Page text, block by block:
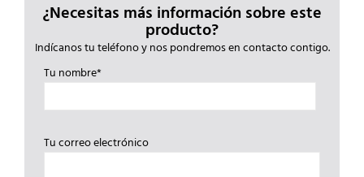
¿Necesitas más información sobre este
producto?
Indícanos tu teléfono y nos pondremos en contacto contigo.
Tu nombre*
Tu correo electrónico